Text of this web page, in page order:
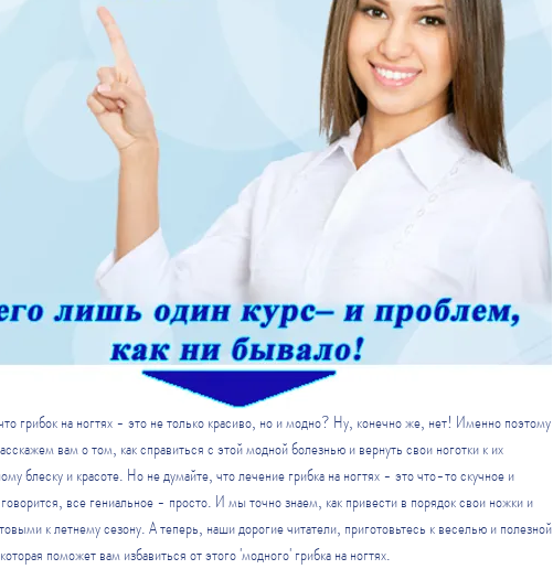
грибок на ногтях - это не только красиво, но и модно? Ну, конечно же, нет! Именно поэтому
вам о том, как справиться с этой модной болезнью и вернуть свои ноготки к их
блеску и красоте. Но не думайте, что лечение грибка на ногтях - это что-то скучное и
все гениальное - просто. И мы точно знаем, как привести в порядок свои ножки и
к летнему сезону. А теперь, наши дорогие читатели, приготовьтесь к веселью и полезной
поможет вам избавиться от этого 'модного' грибка на ногтях.